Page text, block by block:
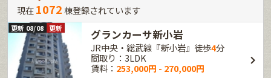
現在1072棟登録されています
更新 08/08 更新 グランカーサ新小岩
JR中央・総武線『新小岩』徒歩4分
間取り：3LDK
賃料： 253,000円 - 270,000円